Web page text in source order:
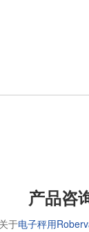
产品咨
于电子秤用